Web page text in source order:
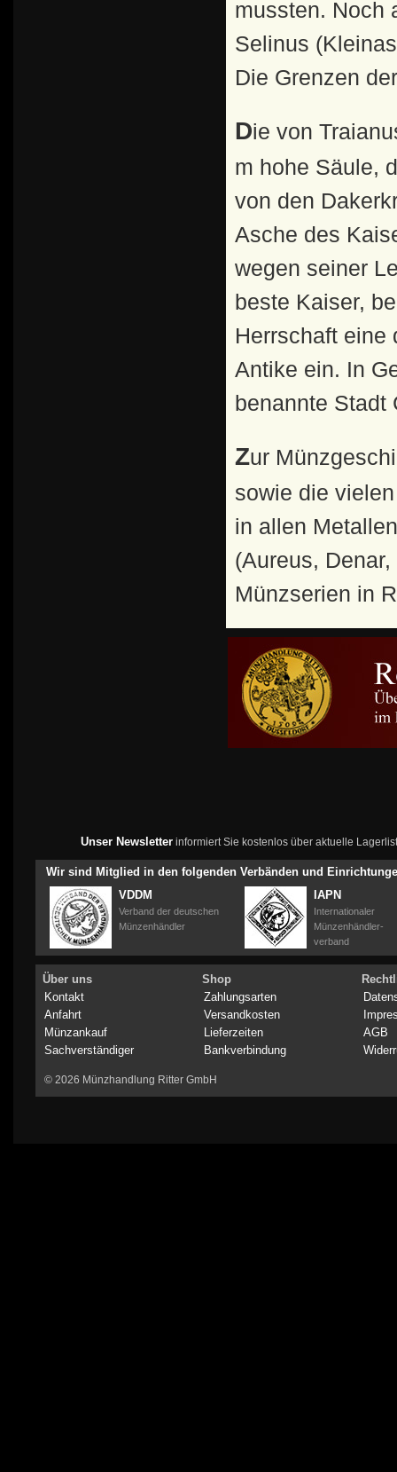
mussten. Noch
Selinus
Die Grenzen
Die von Traianus auf dem Forum Romanum errichtete 38
m hohe Säule,
von den
Asche des
wegen seiner
beste Kaiser,
Herrschaft eine
Antike ein. In
benannte Stadt
Zur Münzgeschichte: Die fast 20-jährige Regierungszeit
sowie die
in allen
(Aureus,
Münzserien in
Unser Newsletterinformiert Sie kostenlos über aktuelle
Wir sind Mitglied in den folgenden Verbänden und
VDDM
Verband der deutschen
Münzenhändler
IAPN
Internationaler
Münzenhändler-
verband
Über uns
Kontakt
Anfahrt
Münzankauf
Sachverständiger
Shop
Zahlungsarten
Versandkosten
Lieferzeiten
Bankverbindung
AGB
© 2026 Münzhandlung Ritter GmbH